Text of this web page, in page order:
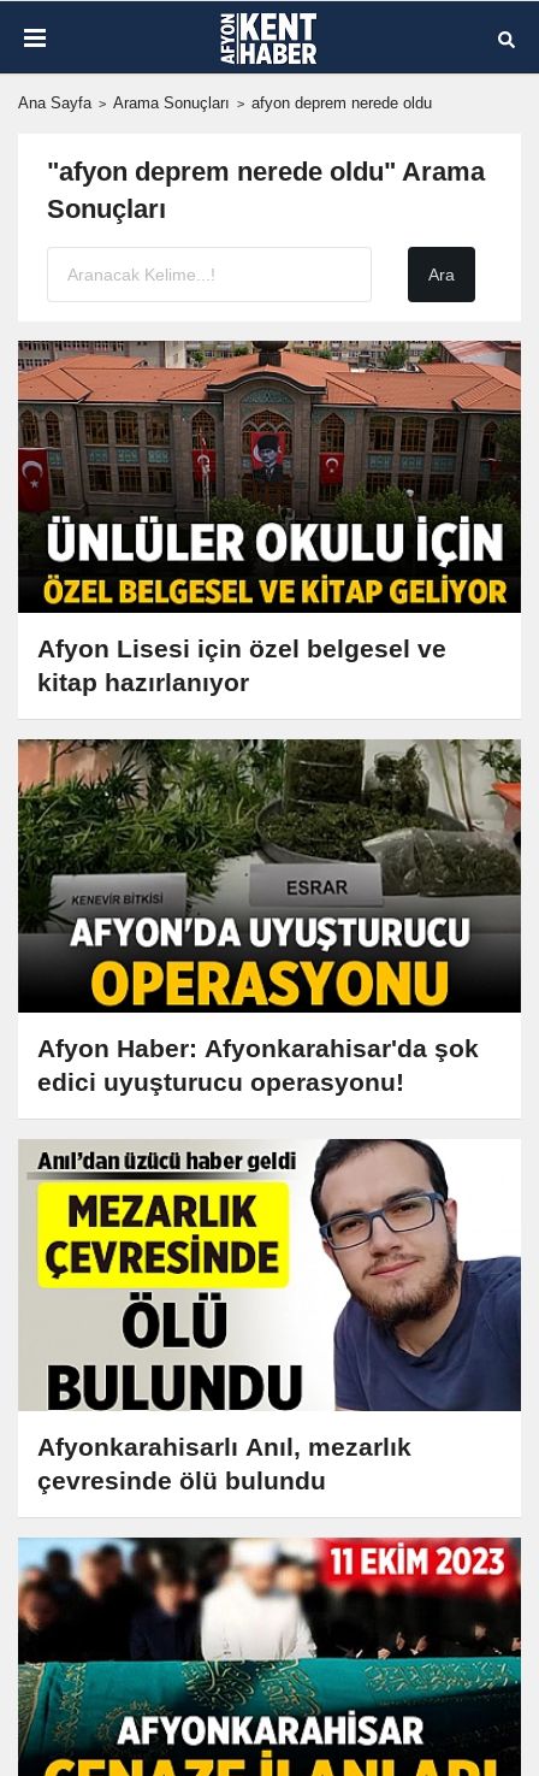
Ana Sayfa Arama Sonuçları afyon deprem nerede oldu
"afyon deprem nerede oldu" Arama
Sonuçları
Afyon Lisesi için özel belgesel ve
kitap hazırlanıyor
Afyon Haber: Afyonkarahisar'da şok
edici uyuşturucu operasyonu!
Afyonkarahisarlı Anıl, mezarlık
çevresinde ölü bulundu